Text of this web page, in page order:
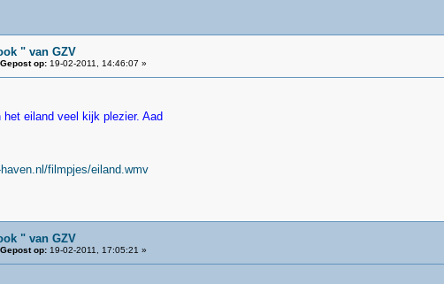
" van GZV
op:19-02-2011, 14:46:07 »
eiland veel kijk plezier. Aad
filmpjes/eiland.wmv
" van GZV
op:19-02-2011, 17:05:21 »